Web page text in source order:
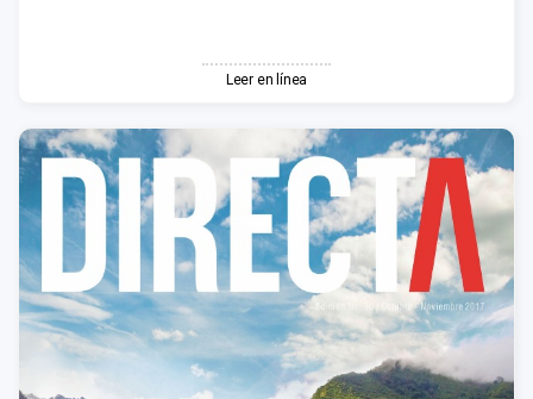
Leer en línea